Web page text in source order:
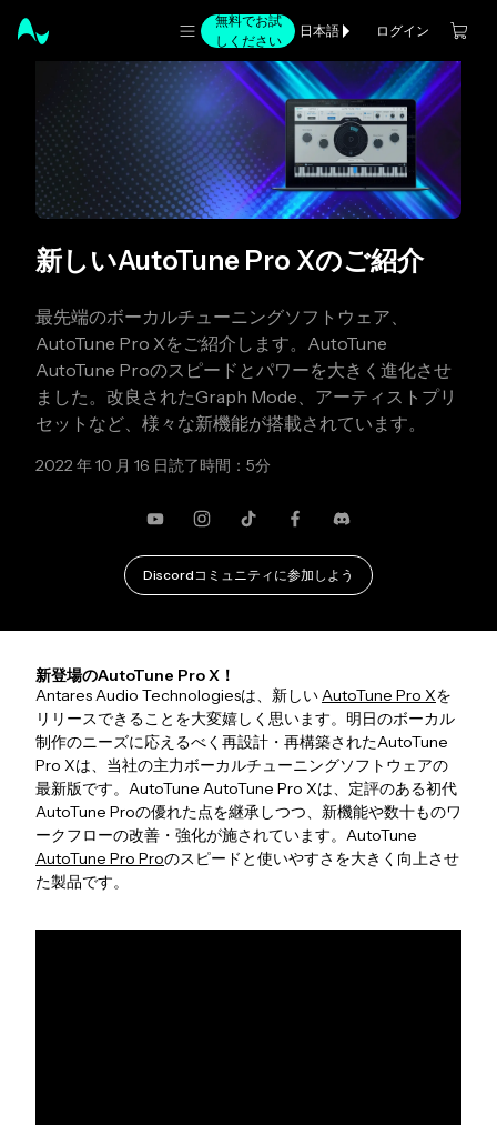
無料でお試
しください
日本語 ログイン
新しいAutoTune Pro Xのご紹介
最先端のボーカルチューニングソフトウェア、
AutoTune Pro Xをご紹介します。AutoTune
AutoTune Proのスピードとパワーを大きく進化させ
ました。改良されたGraph Mode、アーティストプリ
セットなど、様々な新機能が搭載されています。
2022 年 10 月 16 日読了時間：5分
YouTubeInstagram
TikTokFacebook
不和
Discordコミュニティに参加しよう
新登場のAutoTune Pro X！
Antares Audio Technologiesは、新しいAutoTune Pro Xを
リリースできることを大変嬉しく思います。明日のボーカル
制作のニーズに応えるべく再設計・再構築されたAutoTune
Pro Xは、当社の主力ボーカルチューニングソフトウェアの
最新版です。AutoTune AutoTune Pro Xは、定評のある初代
AutoTune Proの優れた点を継承しつつ、新機能や数十ものワ
ークフローの改善・強化が施されています。AutoTune
AutoTune Pro Proのスピードと使いやすさを大きく向上させ
た製品です。